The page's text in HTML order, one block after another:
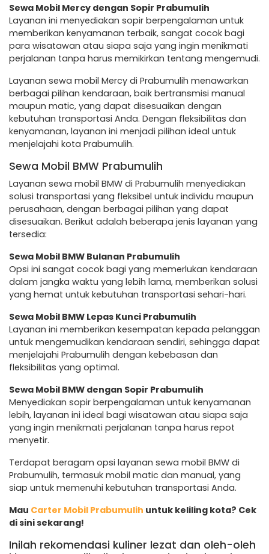
Sewa Mobil Mercy dengan Sopir Prabumulih
Layanan ini menyediakan sopir berpengalaman untuk
memberikan kenyamanan terbaik, sangat cocok bagi
para wisatawan atau siapa saja yang ingin menikmati
perjalanan tanpa harus memikirkan tentang mengemudi.
Layanan sewa mobil Mercy di Prabumulih menawarkan
berbagai pilihan kendaraan, baik bertransmisi manual
maupun matic, yang dapat disesuaikan dengan
kebutuhan transportasi Anda. Dengan fleksibilitas dan
kenyamanan, layanan ini menjadi pilihan ideal untuk
menjelajahi kota Prabumulih.
Sewa Mobil BMW Prabumulih
Layanan sewa mobil BMW di Prabumulih menyediakan
solusi transportasi yang fleksibel untuk individu maupun
perusahaan, dengan berbagai pilihan yang dapat
disesuaikan. Berikut adalah beberapa jenis layanan yang
tersedia:
Sewa Mobil BMW Bulanan Prabumulih
Opsi ini sangat cocok bagi yang memerlukan kendaraan
dalam jangka waktu yang lebih lama, memberikan solusi
yang hemat untuk kebutuhan transportasi sehari-hari.
Sewa Mobil BMW Lepas Kunci Prabumulih
Layanan ini memberikan kesempatan kepada pelanggan
untuk mengemudikan kendaraan sendiri, sehingga dapat
menjelajahi Prabumulih dengan kebebasan dan
fleksibilitas yang optimal.
Sewa Mobil BMW dengan Sopir Prabumulih
Menyediakan sopir berpengalaman untuk kenyamanan
lebih, layanan ini ideal bagi wisatawan atau siapa saja
yang ingin menikmati perjalanan tanpa harus repot
menyetir.
Terdapat beragam opsi layanan sewa mobil BMW di
Prabumulih, termasuk mobil matic dan manual, yang
siap untuk memenuhi kebutuhan transportasi Anda.
Mau Carter Mobil Prabumulih untuk keliling kota? Cek
di sini sekarang!
Inilah rekomendasi kuliner lezat dan oleh-oleh